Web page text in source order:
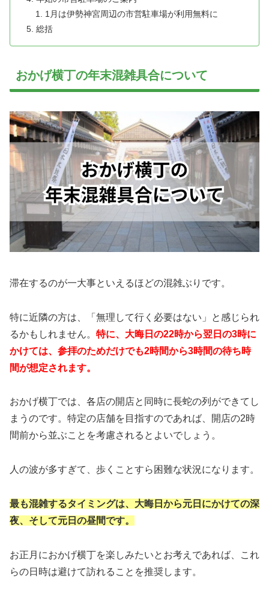
1月は伊勢神宮周辺の市営駐車場が利用無料に
総括
おかげ横丁の年末混雑具合について
滞在するのが一大事といえるほどの混雑ぶりです。
特に近隣の方は、「無理して行く必要はない」と感じられ
るかもしれません。 特に、大晦日の22時から翌日の3時に
かけては、参拝のためだけでも2時間から3時間の待ち時
間が想定されます。
おかげ横丁では、各店の開店と同時に長蛇の列ができてし
まうのです。特定の店舗を目指すのであれば、開店の2時
間前から並ぶことを考慮されるとよいでしょう。
人の波が多すぎて、歩くことすら困難な状況になります。
最も混雑するタイミングは、大晦日から元日にかけての深
夜、そして元日の昼間です。
お正月におかげ横丁を楽しみたいとお考えであれば、これ
らの日時は避けて訪れることを推奨します。